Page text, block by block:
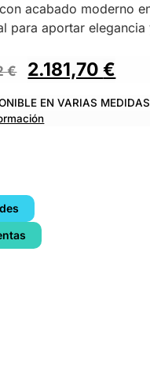
acabado moderno
para aportar
€ 2.181,70€
EN VARIAS MEDIDAS